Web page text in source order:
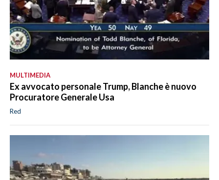
MULTIMEDIA
Ex avvocato personale Trump, Blanche è nuovo
Procuratore Generale Usa
Red